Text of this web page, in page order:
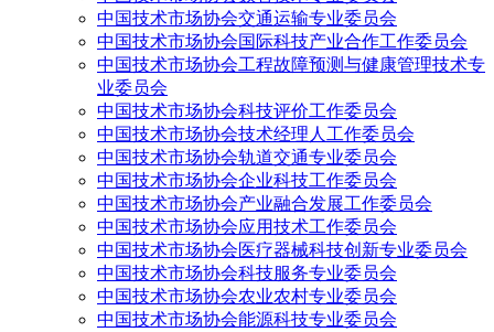
中国技术市场协会交通运输专业委员会
中国技术市场协会国际科技产业合作工作委员会
中国技术市场协会工程故障预测与健康管理技术专
业委员会
中国技术市场协会科技评价工作委员会
中国技术市场协会技术经理人工作委员会
中国技术市场协会轨道交通专业委员会
中国技术市场协会企业科技工作委员会
中国技术市场协会产业融合发展工作委员会
中国技术市场协会应用技术工作委员会
中国技术市场协会医疗器械科技创新专业委员会
中国技术市场协会科技服务专业委员会
中国技术市场协会农业农村专业委员会
中国技术市场协会能源科技专业委员会